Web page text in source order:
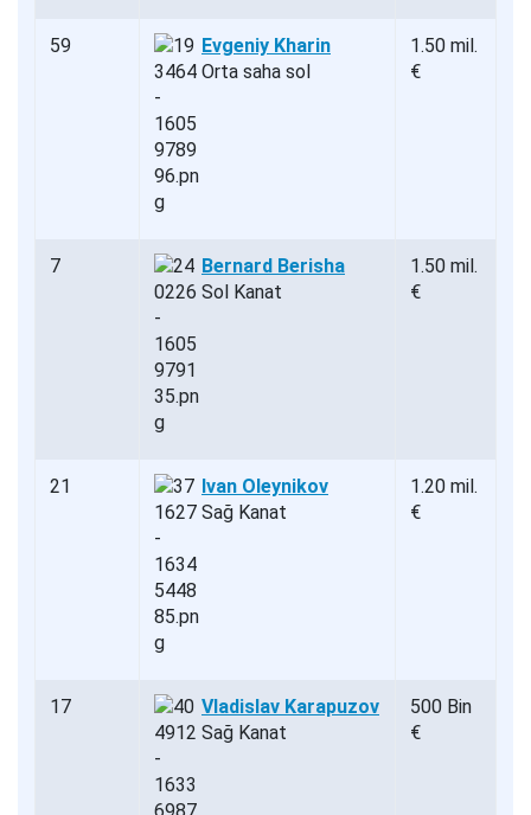
59
Evgeniy Kharin
Orta saha sol
1.50 mil.
€
7
Bernard Berisha
Sol Kanat
1.50 mil.
€
21
Ivan Oleynikov
Sağ Kanat
1.20 mil.
€
17
Vladislav Karapuzov
Sağ Kanat
500 Bin
€